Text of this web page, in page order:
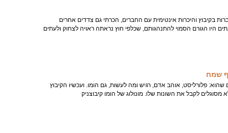
בקיבוץ והיכרות אינטימית עם החברים, הכרתי גם צדדים אחרים
היו הגורם הסמוי להתנהגותם, שכלפי חוץ נראתה ראויה לצחוק ולעתים
שמח
שהוא: פלורליסט, אוהב אדם, רגיש ומה לעשות, גם הומו. ועכשיו הקיבוץ
מסוגלים לקבל את השונות שלו. מונולוג של הומו קיבוצניק